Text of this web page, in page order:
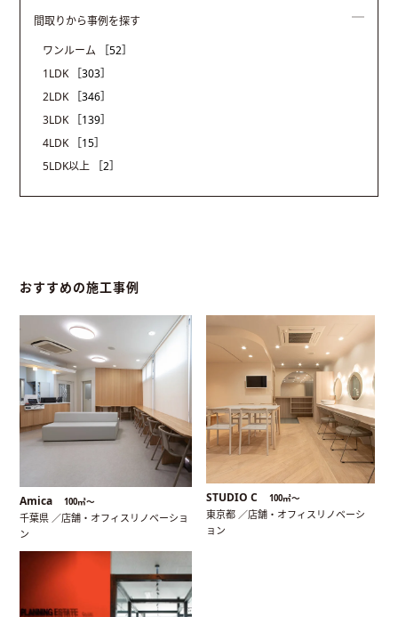
間取りから事例を探す
ワンルーム
［52］
1LDK
［303］
2LDK
［346］
3LDK
［139］
4LDK
［15］
5LDK以上
［2］
おすすめの施工事例
Amica 100㎡〜
千葉県 ／店舗・オフィスリノベーショ
ン
STUDIO C 100㎡〜
東京都 ／店舗・オフィスリノベーシ
ョン